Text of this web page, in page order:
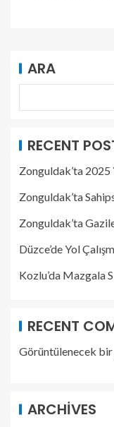
ARA
RECENT
Zonguldak’ta 2025
Zonguldak’ta
Zonguldak’ta
Düzce’de Yol
Kozlu’da Mazgala
RECENT
Görüntülenecek
ARCHIVES